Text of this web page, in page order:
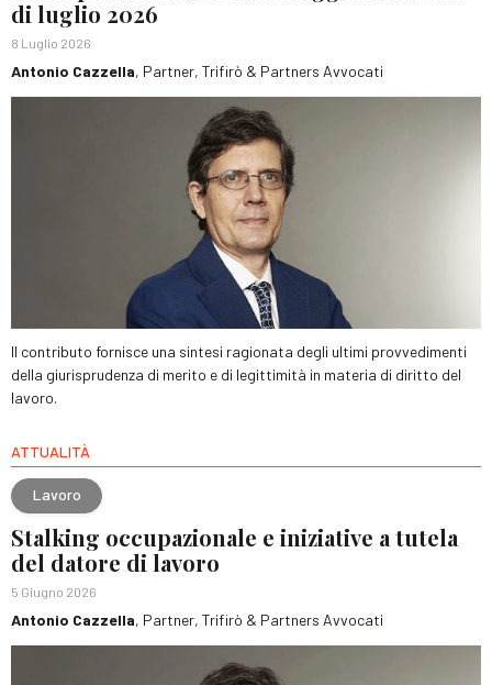
di luglio 2026
8 Luglio 2026
Antonio Cazzella, Partner, Trifirò & Partners Avvocati
Il contributo fornisce una sintesi ragionata degli ultimi provvedimenti
della giurisprudenza di merito e di legittimità in materia di diritto del
lavoro.
ATTUALITÀ
Lavoro
Stalking occupazionale e iniziative a tutela
del datore di lavoro
5 Giugno 2026
Antonio Cazzella, Partner, Trifirò & Partners Avvocati